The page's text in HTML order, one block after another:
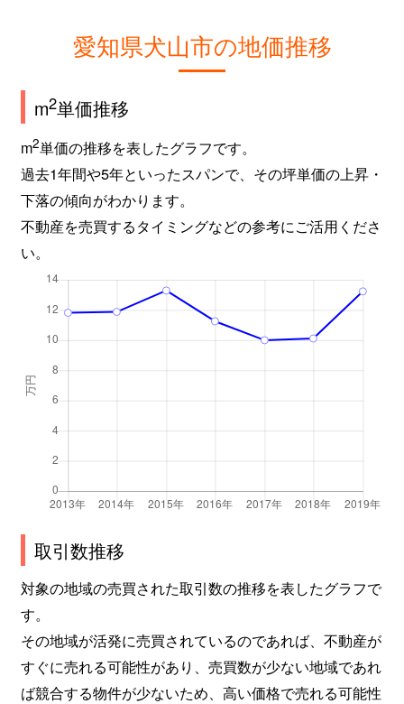
愛知県犬山市の地価推移
m2単価推移
m2単価の推移を表したグラフです。
過去1年間や5年といったスパンで、その坪単価の上昇・
下落の傾向がわかります。
不動産を売買するタイミングなどの参考にご活用くださ
い。
取引数推移
対象の地域の売買された取引数の推移を表したグラフで
す。
その地域が活発に売買されているのであれば、不動産が
すぐに売れる可能性があり、売買数が少ない地域であれ
ば競合する物件が少ないため、高い価格で売れる可能性